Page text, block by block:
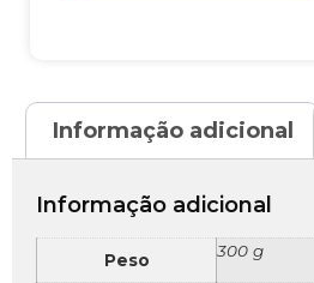
Informação adicional
Informação adicional
Peso 300 g